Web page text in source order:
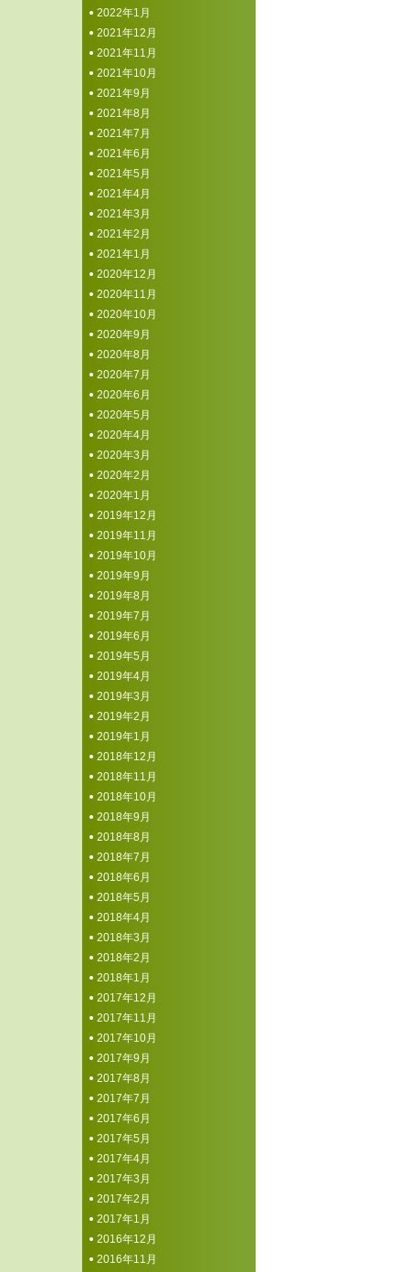
2022年1月
2021年12月
2021年11月
2021年10月
2021年9月
2021年8月
2021年7月
2021年6月
2021年5月
2021年4月
2021年3月
2021年2月
2021年1月
2020年12月
2020年11月
2020年10月
2020年9月
2020年8月
2020年7月
2020年6月
2020年5月
2020年4月
2020年3月
2020年2月
2020年1月
2019年12月
2019年11月
2019年10月
2019年9月
2019年8月
2019年7月
2019年6月
2019年5月
2019年4月
2019年3月
2019年2月
2019年1月
2018年12月
2018年11月
2018年10月
2018年9月
2018年8月
2018年7月
2018年6月
2018年5月
2018年4月
2018年3月
2018年2月
2018年1月
2017年12月
2017年11月
2017年10月
2017年9月
2017年8月
2017年7月
2017年6月
2017年5月
2017年4月
2017年3月
2017年2月
2017年1月
2016年12月
2016年11月